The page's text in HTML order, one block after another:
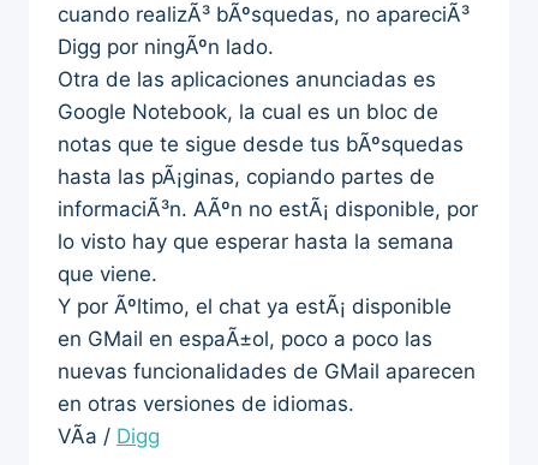
cuando realizÃ³ bÃºsquedas, no apareciÃ³
Digg por ningÃºn lado.
Otra de las aplicaciones anunciadas es
Google Notebook, la cual es un bloc de
notas que te sigue desde tus bÃºsquedas
hasta las pÃ¡ginas, copiando partes de
informaciÃ³n. AÃºn no estÃ¡ disponible, por
lo visto hay que esperar hasta la semana
que viene.
Y por Ãºltimo, el chat ya estÃ¡ disponible
en GMail en espaÃ±ol, poco a poco las
nuevas funcionalidades de GMail aparecen
en otras versiones de idiomas.
VÃ­a / Digg